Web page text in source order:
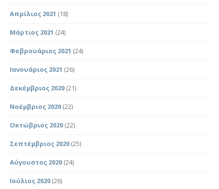
Απρίλιος 2021 (18)
Μάρτιος 2021 (24)
Φεβρουάριος 2021 (24)
Ιανουάριος 2021 (26)
Δεκέμβριος 2020 (21)
Νοέμβριος 2020 (22)
Οκτώβριος 2020 (22)
Σεπτέμβριος 2020 (25)
Αύγουστος 2020 (24)
Ιούλιος 2020 (26)